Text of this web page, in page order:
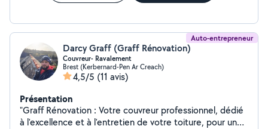
Auto-entrepreneur
Darcy Graff (Graff Rénovation)
Couvreur- Ravalement
Brest (Kerbernard-Pen Ar Creach)
4,5/5 (11 avis)
Présentation
"Graff Rénovation : Votre couvreur professionnel, dédié
à l'excellence et à l'entretien de votre toiture, pour un